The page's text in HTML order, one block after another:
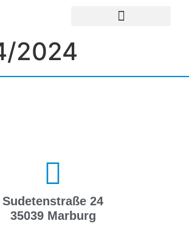
2024
Sudetenstraße 24
35039 Marburg